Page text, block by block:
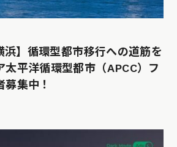
浜】循環型都市移行への道筋を
太平洋循環型都市（APCC）フ
募集中！